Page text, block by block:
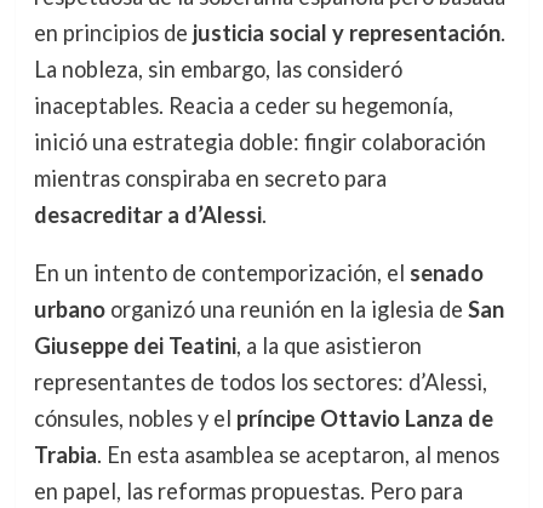
en principios de justicia social y representación.
La nobleza, sin embargo, las consideró
inaceptables. Reacia a ceder su hegemonía,
inició una estrategia doble: fingir colaboración
mientras conspiraba en secreto para
desacreditar a d’Alessi.
En un intento de contemporización, el senado
urbanoorganizó una reunión en la iglesia de San
Giuseppe dei Teatini, a la que asistieron
representantes de todos los sectores: d’Alessi,
cónsules, nobles y el príncipe Ottavio Lanza de
Trabia. En esta asamblea se aceptaron, al menos
en papel, las reformas propuestas. Pero para